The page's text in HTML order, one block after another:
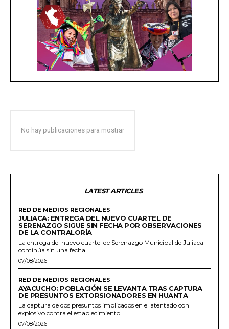
No hay publicaciones para mostrar
LATEST ARTICLES
RED DE MEDIOS REGIONALES
JULIACA: ENTREGA DEL NUEVO CUARTEL DE
SERENAZGO SIGUE SIN FECHA POR OBSERVACIONES
DE LA CONTRALORÍA
La entrega del nuevo cuartel de Serenazgo Municipal de Juliaca
continúa sin una fecha...
07/08/2026
RED DE MEDIOS REGIONALES
AYACUCHO: POBLACIÓN SE LEVANTA TRAS CAPTURA
DE PRESUNTOS EXTORSIONADORES EN HUANTA
La captura de dos presuntos implicados en el atentado con
explosivo contra el establecimiento...
07/08/2026